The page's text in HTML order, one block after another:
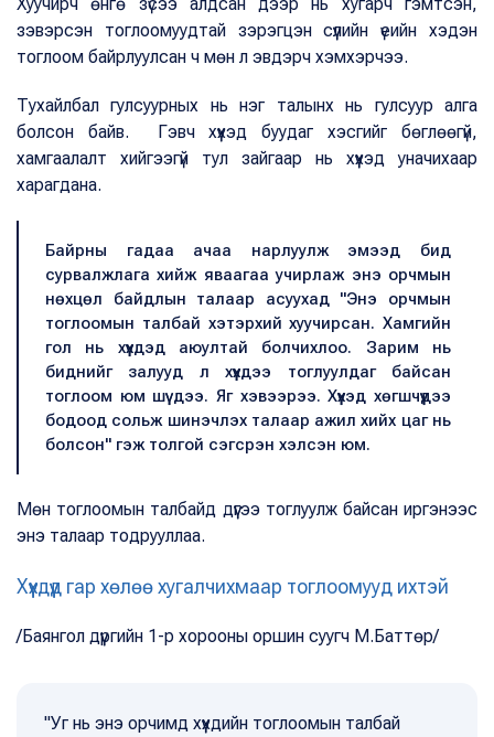
зэвэрсэн тоглоомуудтай зэрэгцэн сүүлийн үеийн хэдэн
тоглоом байрлуулсан ч мөн л эвдэрч хэмхэрчээ.
Тухайлбал гулсуурных нь нэг талынх нь гулсуур алга
болсон байв. Гэвч хүүхэд буудаг хэсгийг бөглөөгүй,
хамгаалалт хийгээгүй тул зайгаар нь хүүхэд уначихаар
харагдана.
Байрны гадаа ачаа нарлуулж эмээд бид
сурвалжлага хийж яваагаа учирлаж энэ орчмын
нөхцөл байдлын талаар асуухад "Энэ орчмын
тоглоомын талбай хэтэрхий хуучирсан. Хамгийн
гол нь хүүхдэд аюултай болчихлоо. Зарим нь
биднийг залууд л хүүхдээ тоглуулдаг байсан
тоглоом юм шүү дээ. Яг хэвээрээ. Хүүхэд хөгшчүүдээ
бодоод сольж шинэчлэх талаар ажил хийх цаг нь
болсон" гэж толгой сэгсрэн хэлсэн юм.
Мөн тоглоомын талбайд дүүгээ тоглуулж байсан иргэнээс
энэ талаар тодрууллаа.
Хүүхдүүд гар хөлөө хугалчихмаар тоглоомууд ихтэй
/Баянгол дүүргийн 1-р хорооны оршин суугч М.Баттөр/
"Уг нь энэ орчимд хүүхдийн тоглоомын талбай